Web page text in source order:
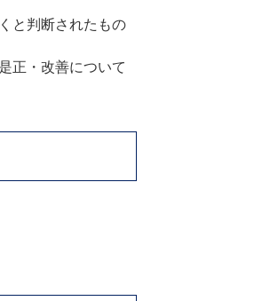
と判断されたもの
正・改善について